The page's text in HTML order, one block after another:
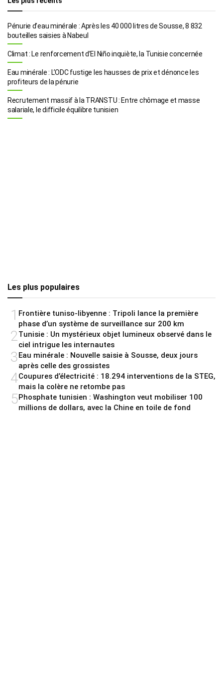
Pénurie d’eau minérale : Après les 40 000 litres de Sousse, 8 832
bouteilles saisies à Nabeul
Climat : Le renforcement d’El Niño inquiète, la Tunisie concernée
Eau minérale : L’ODC fustige les hausses de prix et dénonce les
profiteurs de la pénurie
Recrutement massif à la TRANSTU : Entre chômage et masse
salariale, le difficile équilibre tunisien
Les plus populaires
1 Frontière tuniso-libyenne : Tripoli lance la première
phase d’un système de surveillance sur 200 km
2Tunisie : Un mystérieux objet lumineux observé dans le
ciel intrigue les internautes
3Eau minérale : Nouvelle saisie à Sousse, deux jours
après celle des grossistes
4Coupures d’électricité : 18.294 interventions de la STEG,
mais la colère ne retombe pas
5Phosphate tunisien : Washington veut mobiliser 100
millions de dollars, avec la Chine en toile de fond